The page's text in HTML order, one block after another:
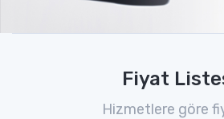
Fiyat
Hizmetlere göre